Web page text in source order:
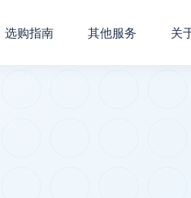
选购指南 其他服务 关